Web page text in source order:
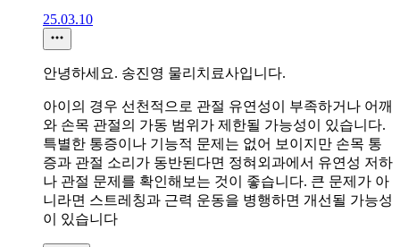
25.03.10
안녕하세요. 송진영 물리치료사입니다.
아이의 경우 선천적으로 관절 유연성이 부족하거나 어깨
와 손목 관절의 가동 범위가 제한될 가능성이 있습니다.
특별한 통증이나 기능적 문제는 없어 보이지만 손목 통
증과 관절 소리가 동반된다면 정혀외과에서 유연성 저하
나 관절 문제를 확인해보는 것이 좋습니다. 큰 문제가 아
니라면 스트레칭과 근력 운동을 병행하면 개선될 가능성
이 있습니다